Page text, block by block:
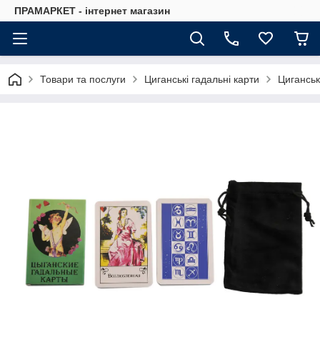
ПРАМАРКЕТ - інтернет магазин
Товари та послуги Циганські гадальні карти